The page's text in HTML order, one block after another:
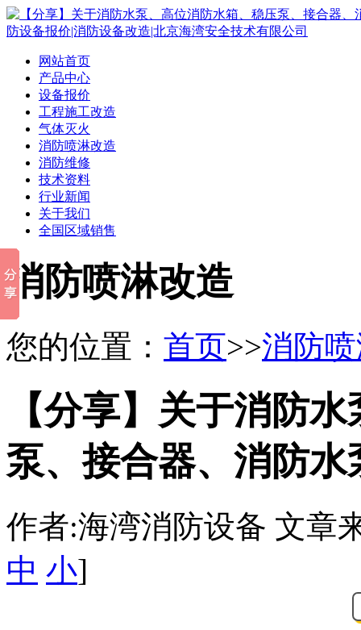
网站首页
产品中心
设备报价
工程施工改造
气体灭火
消防喷淋改造
消防维修
技术资料
行业新闻
关于我们
全国区域销售
消防喷淋改造
您的位置： 首页>>消防
【分享】关于消防
泵、接合器、消防
作者:海湾消防设备 文章
中 小]